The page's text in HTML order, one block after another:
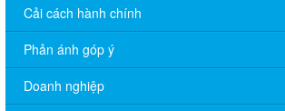
Cải cách hành chính
Phản ánh góp ý
Doanh nghiệp
Thông báo lịch tắt sóng 2G của Viettel trên
Trảng Bom